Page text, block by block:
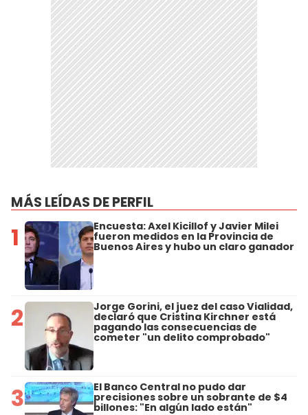
MÁS LEÍDAS DE PERFIL
1 Encuesta: Axel Kicillof y Javier Milei
fueron medidos en la Provincia de
Buenos Aires y hubo un claro ganador
2 Jorge Gorini, el juez del caso Vialidad,
declaró que Cristina Kirchner está
pagando las consecuencias de
cometer "un delito comprobado"
3 El Banco Central no pudo dar
precisiones sobre un sobrante de $4
billones: "En algún lado están"